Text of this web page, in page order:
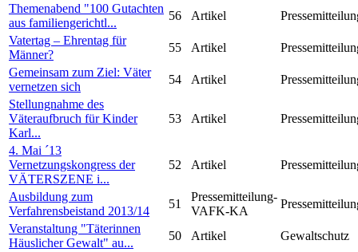
Themenabend "100 Gutachten
aus familiengerichtl...
56 Artikel
Vatertag – Ehrentag für
Männer?
55 Artikel
Gemeinsam zum Ziel: Väter
vernetzen sich
54 Artikel
Stellungnahme des
Väteraufbruch für Kinder
Karl...
53 Artikel
4. Mai ´13
Vernetzungskongress der
VÄTERSZENE i...
52 Artikel
Ausbildung zum
Verfahrensbeistand 2013/14
51
Pressemitteilung-
VAFK-KA
Veranstaltung "Täterinnen
Häuslicher Gewalt" au...
50 Artikel
Gewaltschutz